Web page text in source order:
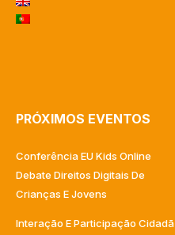
PRÓXIMOS EVENTOS
Conferência EU Kids Online
Debate Direitos Digitais De
Crianças E Jovens
Interação E Participação Cidadã